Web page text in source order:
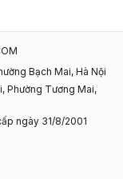
Bạch Mai, Hà Nội
Phường Tương Mai,
ngày 31/8/2001